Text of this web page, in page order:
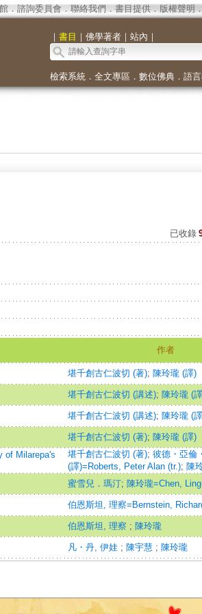
． 諮詢委員會． 聯絡我們 ． 書目提供． 版權聲明 ．
｜ 書目 ｜ 佛學著者｜ 站內 ｜
檢索系統． 全文專區 ． 數位佛典． 語
已收錄
作者
堪千創古仁波切 (著); 陳玲瓏 (譯)
堪千創古仁波切 (講述); 陳玲瓏 (
堪千創古仁波切 (講述); 陳玲瓏 (
堪千創古仁波切 (著); 陳玲瓏 (譯)
of Milarepa's
堪千創古仁波切 (著); 彼德・亞倫
(譯)=Roberts, Peter Alan (tr.); 陳
蜜雪兒．瑪汀; 陳玲瓏=Chen,
伯恩斯坦, 理察=Bernstein,
伯恩斯坦, 理察 ; 陳玲瓏
凡・丹, 伊娃 ; 陳宇慧 ; 陳玲瓏